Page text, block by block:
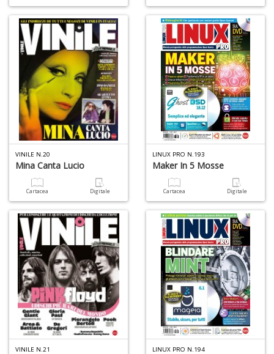
VINILE N.20
Mina Canta Lucio
Cartacea Digitale
LINUX PRO N.193
Maker In 5 Mosse
Cartacea Digitale
VINILE N.21 LINUX PRO N.194